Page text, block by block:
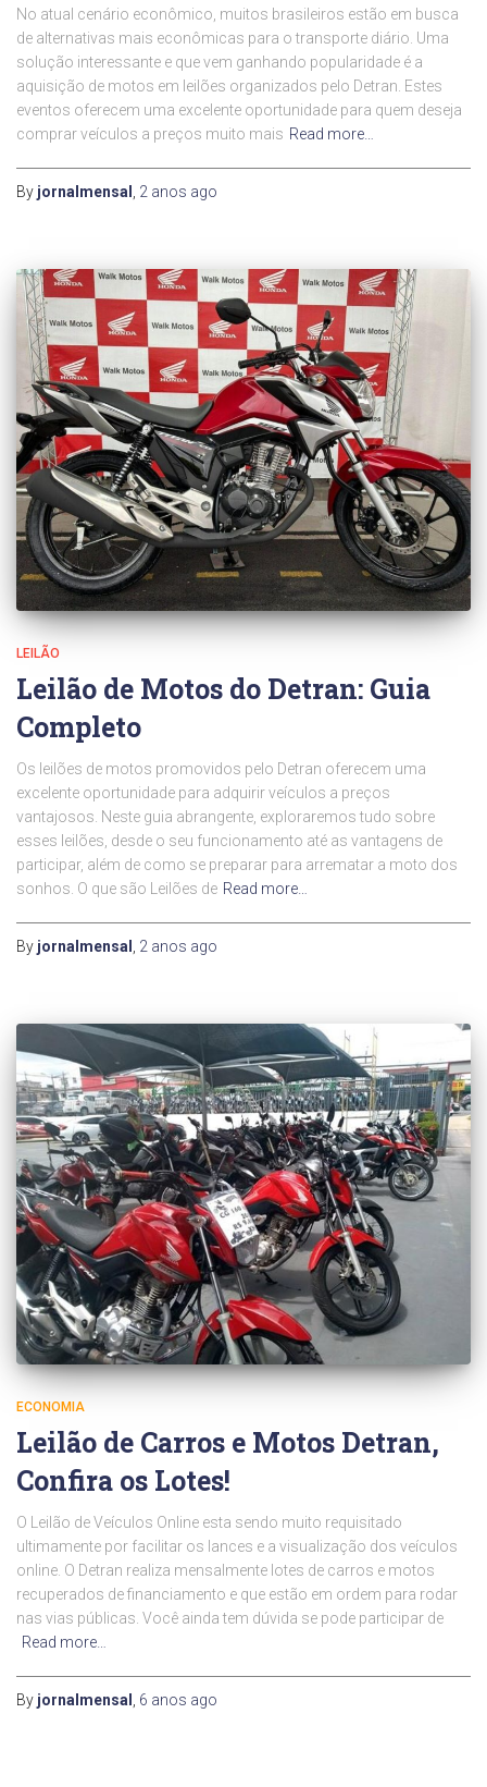
No atual cenário econômico, muitos brasileiros estão em busca
de alternativas mais econômicas para o transporte diário. Uma
solução interessante e que vem ganhando popularidade é a
aquisição de motos em leilões organizados pelo Detran. Estes
eventos oferecem uma excelente oportunidade para quem deseja
comprar veículos a preços muito mais Read more…
By jornalmensal 2 anos ago
LEILÃO
Leilão de Motos do Detran: Guia
Completo
Os leilões de motos promovidos pelo Detran oferecem uma
excelente oportunidade para adquirir veículos a preços
vantajosos. Neste guia abrangente, exploraremos tudo sobre
esses leilões, desde o seu funcionamento até as vantagens de
participar, além de como se preparar para arrematar a moto dos
sonhos. O que são Leilões de Read more…
By jornalmensal 2 anos ago
ECONOMIA
Leilão de Carros e Motos Detran,
Confira os Lotes!
O Leilão de Veículos Online esta sendo muito requisitado
ultimamente por facilitar os lances e a visualização dos veículos
online. O Detran realiza mensalmente lotes de carros e motos
recuperados de financiamento e que estão em ordem para rodar
nas vias públicas. Você ainda tem dúvida se pode participar de
Read more…
By jornalmensal 6 anos ago